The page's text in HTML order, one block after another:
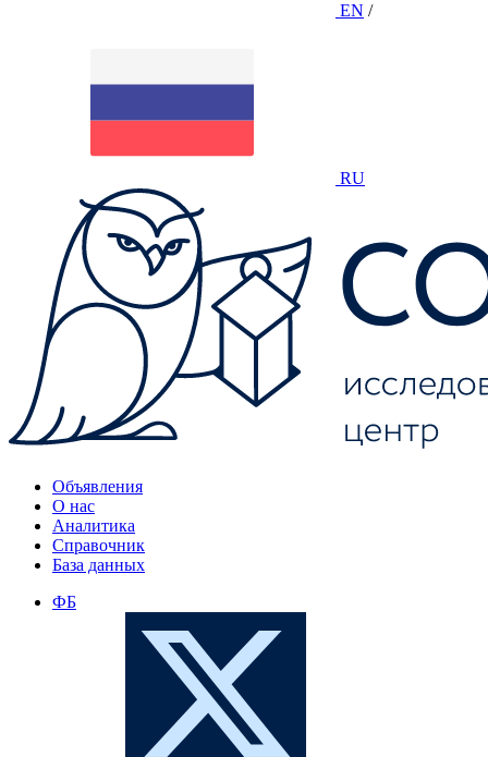
EN /
RU
Объявления
О нас
Аналитика
Справочник
База данных
ФБ